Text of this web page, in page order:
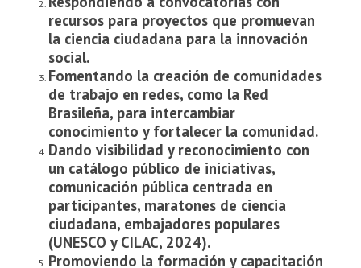
recursos para proyectos que promuevan
la ciencia ciudadana para la innovación
social.
Fomentando la creación de comunidades
de trabajo en redes, como la Red
Brasileña, para intercambiar
conocimiento y fortalecer la comunidad.
Dando visibilidad y reconocimiento con
un catálogo público de iniciativas,
comunicación pública centrada en
participantes, maratones de ciencia
ciudadana, embajadores populares
(UNESCO y CILAC, 2024).
Promoviendo la formación y capacitación